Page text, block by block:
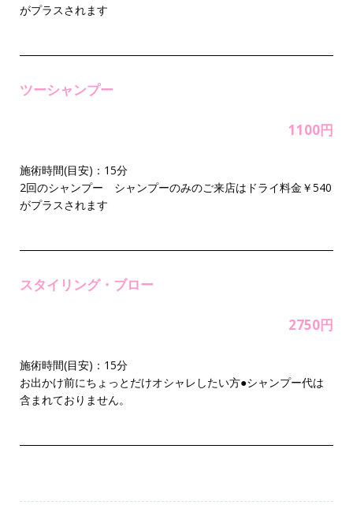
がプラスされます
ツーシャンプー
1100円
施術時間(目安)：15分
2回のシャンプー シャンプーのみのご来店はドライ料金￥540
がプラスされます
スタイリング・ブロー
2750円
施術時間(目安)：15分
お出かけ前にちょっとだけオシャレしたい方●シャンプー代は
含まれておりません。